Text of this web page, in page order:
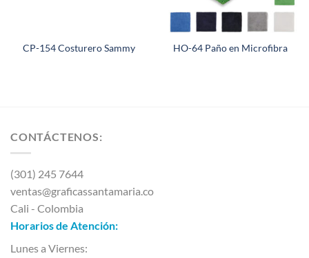
CP-154 Costurero Sammy HO-64 Paño en Microfibra
CONTÁCTENOS:
(301) 245 7644
ventas@graficassantamaria.co
Cali - Colombia
Horarios de Atención:
Lunes a Viernes: